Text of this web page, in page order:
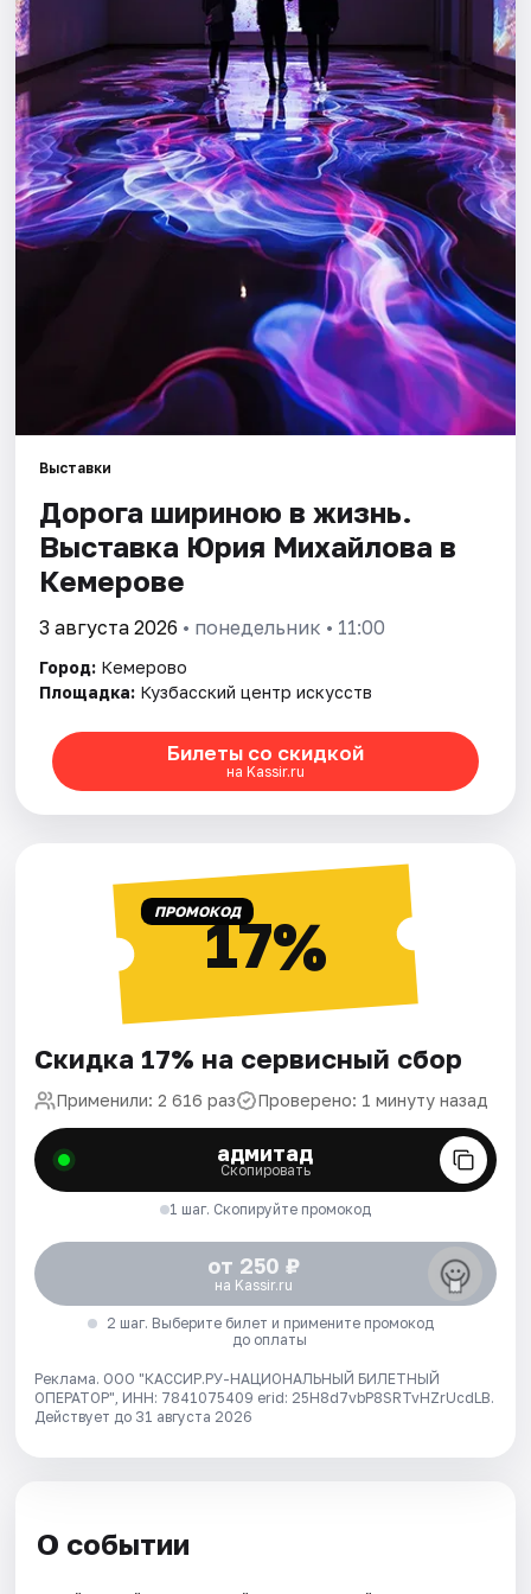
Города
Площадки
Артисты
Рейтинги
Выставки
Дорога шириною в жизнь.
Выставка Юрия Михайлова в
Кемерове
3 августа 2026 • понедельник • 11:00
Город: Кемерово
Площадка: Кузбасский центр искусств
Билеты со скидкой
на Kassir.ru
ПРОМОКОД17%
Скидка 17% на сервисный сбор
Применили: 2 616 раз Проверено: 1 минуту назад
адмитад
Скопировать
1 шаг. Скопируйте промокод
от 250 ₽
на Kassir.ru
2 шаг. Выберите билет и примените промокод
до оплаты
Реклама. ООО "КАССИР.РУ-НАЦИОНАЛЬНЫЙ БИЛЕТНЫЙ
ОПЕРАТОР", ИНН: 7841075409 erid: 25H8d7vbP8SRTvHZrUcdLB.
Действует до 31 августа 2026
О событии